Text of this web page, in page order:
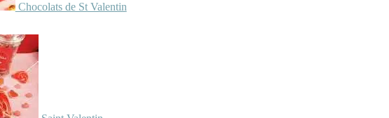
Chocolats de St Valentin